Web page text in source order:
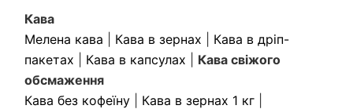
Кава
Мелена кава
Кава в зернах
Кава в дріп-
пакетах
Кава в капсулах
Кава свіжого
обсмаження
Кава без кофеїну
Кава в зернах 1 кг